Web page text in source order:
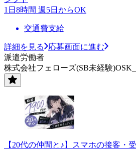
1日8時間 週5日からOK
交通費支給
詳細を見る
応募画面に進む
派遣労働者
株式会社フェローズ(SB未経験
【20代の仲間と♪】スマホの接客